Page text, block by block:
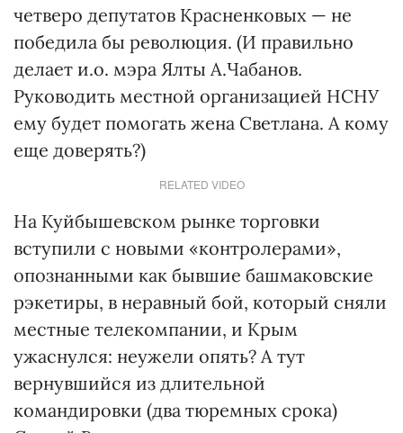
четверо депутатов Красненковых — не
победила бы революция. (И правильно
делает и.о. мэра Ялты А.Чабанов.
Руководить местной организацией НСНУ
ему будет помогать жена Светлана. А кому
еще доверять?)
RELATED VIDEO
На Куйбышевском рынке торговки
вступили с новыми «контролерами»,
опознанными как бывшие башмаковские
рэкетиры, в неравный бой, который сняли
местные телекомпании, и Крым
ужаснулся: неужели опять? А тут
вернувшийся из длительной
командировки (два тюремных срока)